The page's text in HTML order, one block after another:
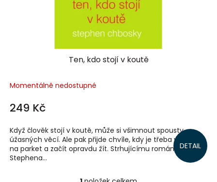
Ten, kdo stojí v koutě
Momentálně nedostupné
249 Kč
DETAIL
Když člověk stojí v koutě, může si všimnout spousty
úžasných věcí. Ale pak přijde chvíle, kdy je třeba vykročit
na parket a začít opravdu žít. Strhujícímu románu
Stephena...